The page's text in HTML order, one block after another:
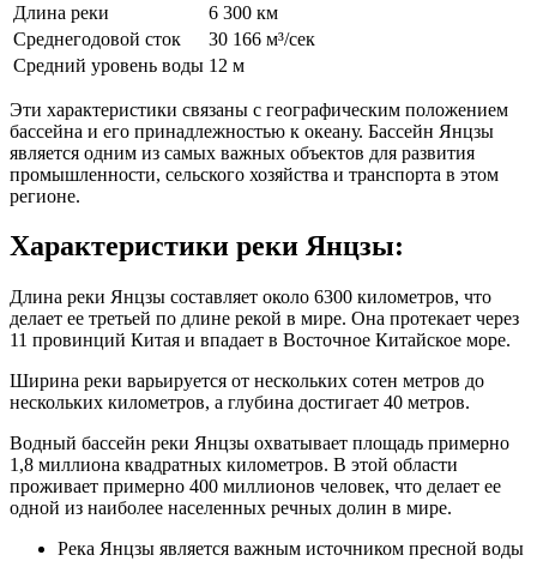
Длина реки
6 300 км
Среднегодовой сток
30 166 м³/сек
Средний уровень воды 12 м
Эти характеристики связаны с географическим положением
бассейна и его принадлежностью к океану. Бассейн Янцзы
является одним из самых важных объектов для развития
промышленности, сельского хозяйства и транспорта в этом
регионе.
Характеристики реки Янцзы:
Длина реки Янцзы составляет около 6300 километров, что
делает ее третьей по длине рекой в мире. Она протекает через
11 провинций Китая и впадает в Восточное Китайское море.
Ширина реки варьируется от нескольких сотен метров до
нескольких километров, а глубина достигает 40 метров.
Водный бассейн реки Янцзы охватывает площадь примерно
1,8 миллиона квадратных километров. В этой области
проживает примерно 400 миллионов человек, что делает ее
одной из наиболее населенных речных долин в мире.
Река Янцзы является важным источником пресной воды